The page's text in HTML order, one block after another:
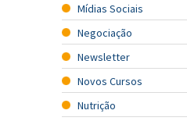
Mídias Sociais
Negociação
Newsletter
Novos Cursos
Nutrição